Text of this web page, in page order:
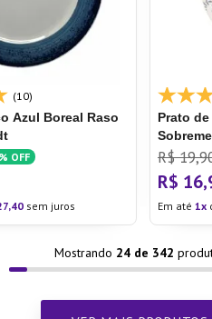
(10)
Azul Boreal Raso
OFF
,40sem juros
Prato de
R$ 19,
R$ 16,
Em até 1
Mostrando 24 de 342